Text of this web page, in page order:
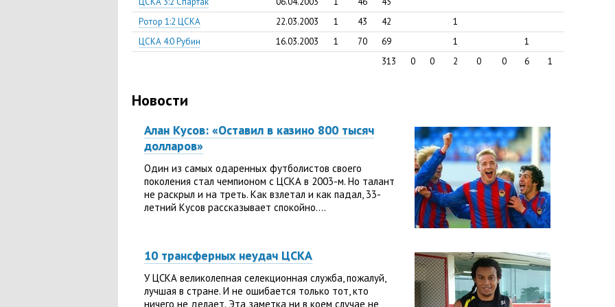
Ротор 1:2 ЦСКА
22.03.2003 1 43 42
1
ЦСКА 4:0 Рубин
16.03.2003 1 70 69 1
1
313
0 0 2 0 0 6 1
Новости
Алан Кусов: «Оставил в казино 800 тысяч
долларов»
Один из самых одаренных футболистов своего
поколения стал чемпионом с ЦСКА в 2003-м. Но талант
не раскрыл и на треть. Как взлетал и как падал, 33-
летний Кусов рассказывает спокойно....
10 трансферных неудач ЦСКА
У ЦСКА великолепная селекционная служба, пожалуй,
лучшая в стране. И не ошибается только тот, кто
ничего не делает. Эта заметка ни в коем случае не